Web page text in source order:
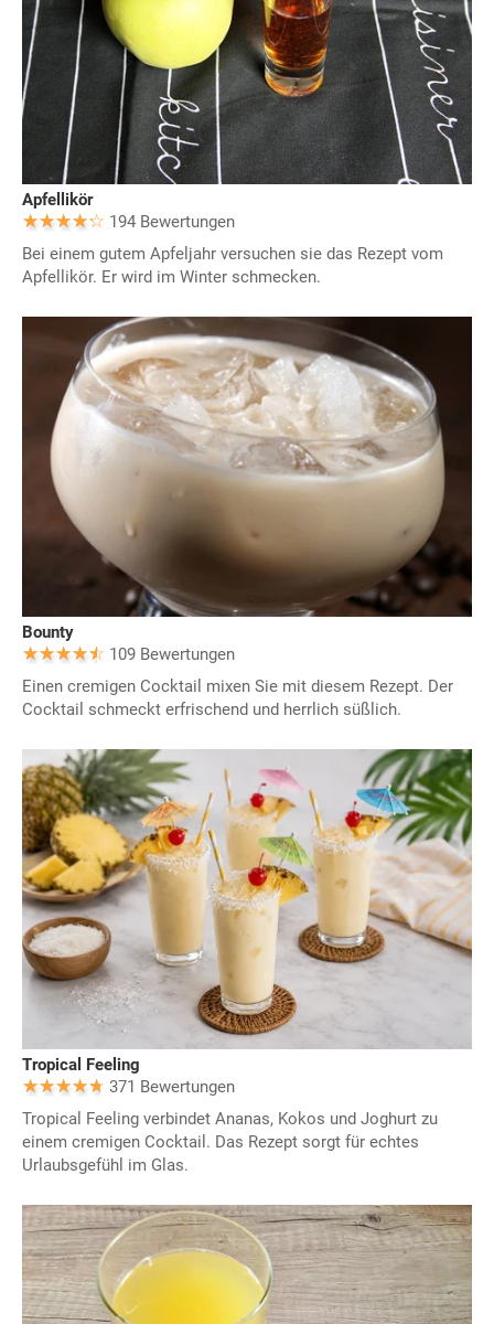
Apfellikör
194 Bewertungen
Bei einem gutem Apfeljahr versuchen sie das Rezept vom
Apfellikör. Er wird im Winter schmecken.
Bounty
109 Bewertungen
Einen cremigen Cocktail mixen Sie mit diesem Rezept. Der
Cocktail schmeckt erfrischend und herrlich süßlich.
Tropical Feeling
371 Bewertungen
Tropical Feeling verbindet Ananas, Kokos und Joghurt zu
einem cremigen Cocktail. Das Rezept sorgt für echtes
Urlaubsgefühl im Glas.